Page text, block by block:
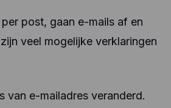
post, gaan e-mails af en
veel mogelijke verklaringen
van e-mailadres veranderd.